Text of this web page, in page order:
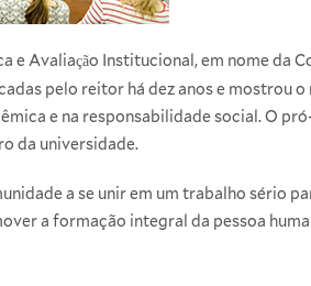
e Avaliação Institucional, em nome da
pelo reitor há dez anos e mostrou
e na responsabilidade social. O
da universidade.
a se unir em um trabalho sério
a formação integral da pessoa